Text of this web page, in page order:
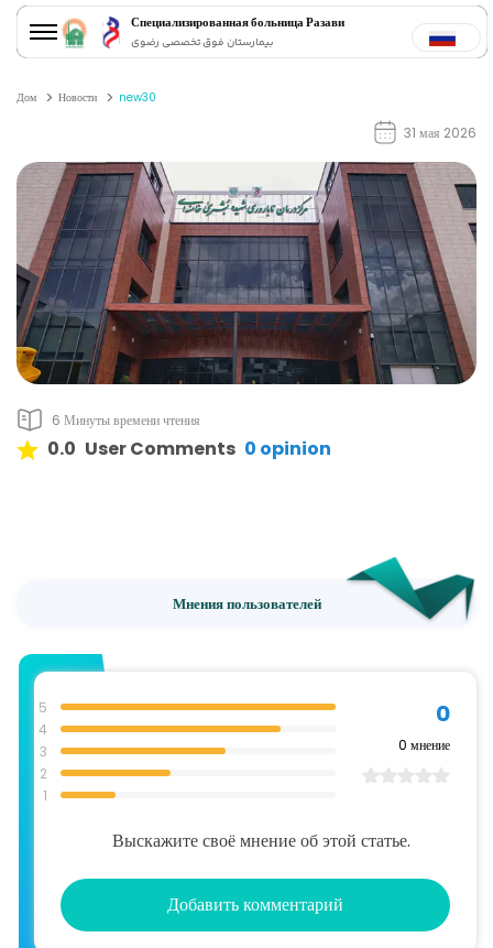
Специализированная больница Разави
بیمارستان فوق تخصصی رضوی
Дом Новости new30
31 мая 2026
6 Минуты времени чтения
0.0 User Comments 0 opinion
Мнения пользователей
5
4
3
2
1
0
0 мнение
Выскажите своё мнение об этой статье.
Добавить комментарий